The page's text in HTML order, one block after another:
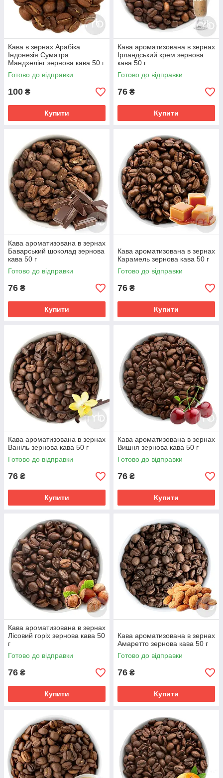
Кава в зернах Арабіка
Індонезія Суматра
Мандхелінг зернова кава 50 г
Готово до відправки
100 ₴
Купити
Кава ароматизована в зернах
Ірландський крем зернова
кава 50 г
Готово до відправки
76 ₴
Купити
Кава ароматизована в зернах
Баварський шоколад зернова
кава 50 г
Готово до відправки
76 ₴
Купити
Кава ароматизована в зернах
Карамель зернова кава 50 г
Готово до відправки
76 ₴
Купити
Кава ароматизована в зернах
Ваніль зернова кава 50 г
Готово до відправки
76 ₴
Купити
Кава ароматизована в зернах
Вишня зернова кава 50 г
Готово до відправки
76 ₴
Купити
Кава ароматизована в зернах
Лісовий горіх зернова кава 50
г
Готово до відправки
76 ₴
Купити
Кава ароматизована в зернах
Амаретто зернова кава 50 г
Готово до відправки
76 ₴
Купити